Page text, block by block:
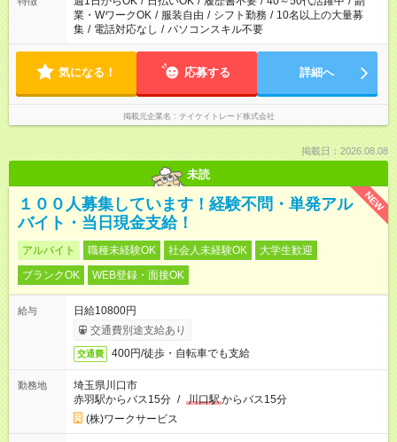
業・WワークOK / 服装自由 / シフト勤務 / 10名以上の大量募
集 / 電話対応なし / パソコンスキル不要
気になる！ 応募する 詳細へ
掲載元企業名 テイケイトレード株式会社
掲載日：2026.08.08
未読
NEW
１００人募集しています！経験不問・単発アル
バイト・当日現金支給！
アルバイト 職種未経験OK 社会人未経験OK
大学生歓迎
ブランクOK
WEB登録・面接OK
給与
日給10800円
交通費別途支給あり
交通費 400円/徒歩・自転車でも支給
勤務地
埼玉県川口市
赤羽駅からバス15分 / 川口駅からバス15分
(株)ワークサービス